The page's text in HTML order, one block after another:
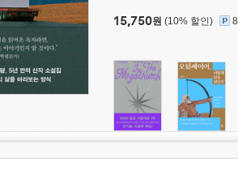
15,750원 (10% 할인)